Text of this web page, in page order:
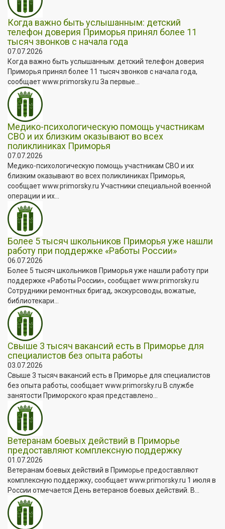
Когда важно быть услышанным: детский
телефон доверия Приморья принял более 11
тысяч звонков с начала года
07.07.2026
Когда важно быть услышанным: детский телефон доверия
Приморья принял более 11 тысяч звонков с начала года,
сообщает www.primorsky.ru За первые...
Медико-психологическую помощь участникам
СВО и их близким оказывают во всех
поликлиниках Приморья
07.07.2026
Медико-психологическую помощь участникам СВО и их
близким оказывают во всех поликлиниках Приморья,
сообщает www.primorsky.ru Участники специальной военной
операции и их...
Более 5 тысяч школьников Приморья уже нашли
работу при поддержке «Работы России»
06.07.2026
Более 5 тысяч школьников Приморья уже нашли работу при
поддержке «Работы России», сообщает www.primorsky.ru
Сотрудники ремонтных бригад, экскурсоводы, вожатые,
библиотекари...
Свыше 3 тысяч вакансий есть в Приморье для
специалистов без опыта работы
03.07.2026
Свыше 3 тысяч вакансий есть в Приморье для специалистов
без опыта работы, сообщает www.primorsky.ru В службе
занятости Приморского края представлено...
Ветеранам боевых действий в Приморье
предоставляют комплексную поддержку
01.07.2026
Ветеранам боевых действий в Приморье предоставляют
комплексную поддержку, сообщает www.primorsky.ru 1 июля в
России отмечается День ветеранов боевых действий. В...